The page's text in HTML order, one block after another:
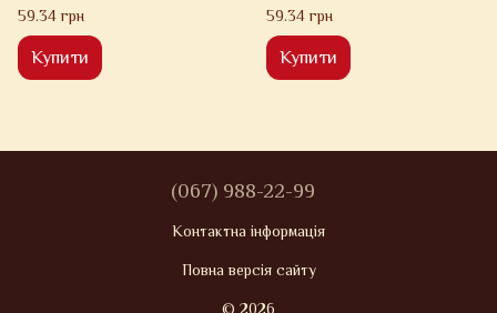
59.34 грн
Купити
59.34 грн
Купити
(067) 988-22-99
Контактна інформація
Повна версія сайту
© 2026